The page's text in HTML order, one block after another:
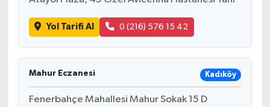
Yol Tarifi Al 0 (216) 576 15 42
Mahur Eczanesi Kadıköy
Fenerbahçe Mahallesi Mahur Sokak 15 D